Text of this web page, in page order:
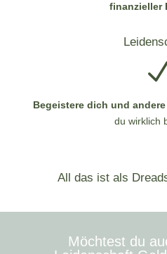
finanzieller
Begeistere dich und andere
du wirklich
All das ist als
Möchtest du